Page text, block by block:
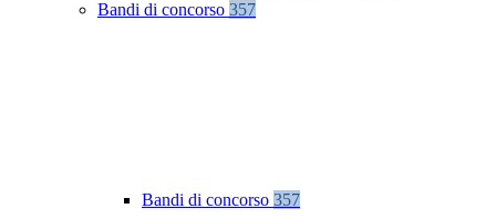
Bandi di concorso 357
Bandi di concorso 357